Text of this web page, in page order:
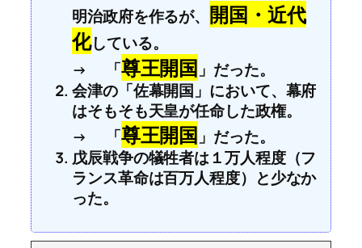
明治政府を作るが、 開国・近代
化している。
→ 「尊王開国」だった。
会津の「佐幕開国」において、幕府
はそもそも天皇が任命した政権。
→ 「尊王開国」だった。
戊辰戦争の犠牲者は１万人程度（フ
ランス革命は百万人程度）と少なか
った。